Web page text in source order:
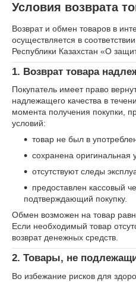
Условия возврата
Возврат и обмен товаров в
осуществляется в
Республики Казахстан «О
1. Возврат товара
Покупатель имеет право
надлежащего качества в
момента получения покупки,
условий:
товар не был в
сохранена оригинальная
отсутствуют следы
предоставлен кассовый
подтверждающий покупку.
Обмен возможен на товар
Если необходимый товар
возврат денежных средств.
2. Товары, не
Во избежание рисков для